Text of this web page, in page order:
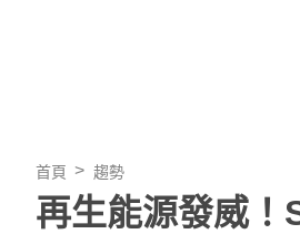
首頁 趨勢
再生能源發威！